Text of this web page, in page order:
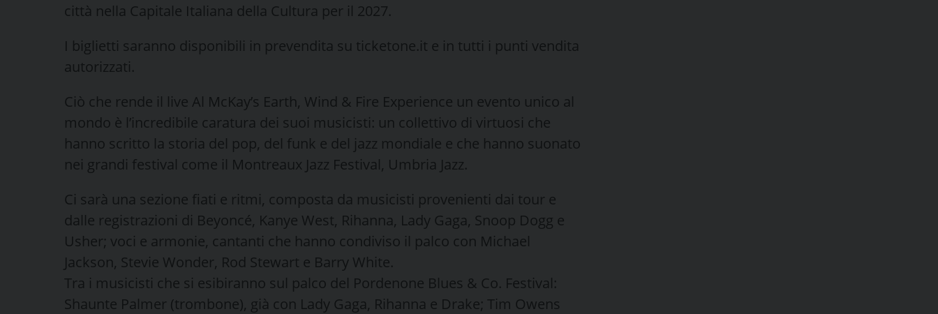
città nella Capitale Italiana della Cultura per il 2027.
I biglietti saranno disponibili in prevendita su ticketone.it e in tutti i punti vendita
autorizzati.
Ciò che rende il live Al McKay’s Earth, Wind & Fire Experience un evento unico al
mondo è l’incredibile caratura dei suoi musicisti: un collettivo di virtuosi che
hanno scritto la storia del pop, del funk e del jazz mondiale e che hanno suonato
nei grandi festival come il Montreaux Jazz Festival, Umbria Jazz.
Ci sarà una sezione fiati e ritmi, composta da musicisti provenienti dai tour e
dalle registrazioni di Beyoncé, Kanye West, Rihanna, Lady Gaga, Snoop Dogg e
Usher; voci e armonie, cantanti che hanno condiviso il palco con Michael
Jackson, Stevie Wonder, Rod Stewart e Barry White.
Tra i musicisti che si esibiranno sul palco del Pordenone Blues & Co. Festival:
Shaunte Palmer (trombone), già con Lady Gaga, Rihanna e Drake; Tim Owens